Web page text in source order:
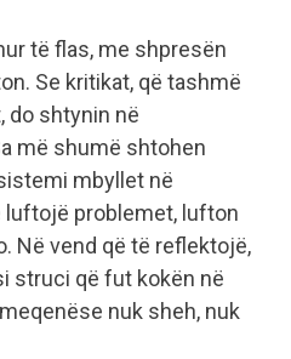
të flas, me shpresën
Se kritikat, që tashmë
do shtynin në
më shumë shtohen
mbyllet në
luftojë problemet, lufton
Në vend që të reflektojë,
struci që fut kokën në
nuk sheh, nuk